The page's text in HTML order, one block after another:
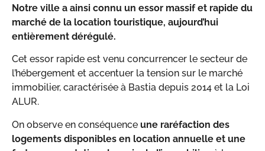
Notre ville a ainsi connu un essor massif et rapide du
marché de la location touristique, aujourd’hui
entièrement dérégulé.
Cet essor rapide est venu concurrencer le secteur de
l’hébergement et accentuer la tension sur le marché
immobilier, caractérisée à Bastia depuis 2014 et la Loi
ALUR.
On observe en conséquence une raréfaction des
logements disponibles en location annuelle et une